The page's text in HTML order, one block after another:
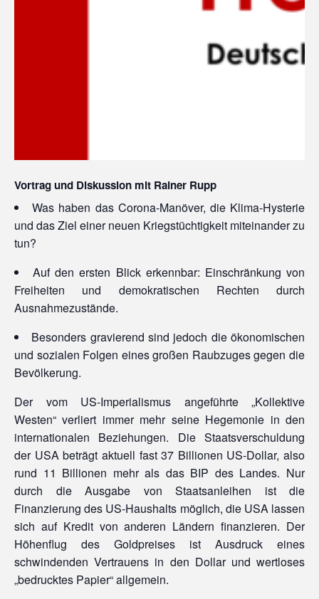
Vortrag und Diskussion mit Rainer Rupp
Was haben das Corona-Manöver, die Klima-Hysterie
und das Ziel einer neuen Kriegstüchtigkeit miteinander zu
tun?
Auf den ersten Blick erkennbar: Einschränkung von
Freiheiten und demokratischen Rechten durch
Ausnahmezustände.
Besonders gravierend sind jedoch die ökonomischen
und sozialen Folgen eines großen Raubzuges gegen die
Bevölkerung.
Der vom US-Imperialismus angeführte „Kollektive
Westen“ verliert immer mehr seine Hegemonie in den
internationalen Beziehungen. Die Staatsverschuldung
der USA beträgt aktuell fast 37 Billionen US-Dollar, also
rund 11 Billionen mehr als das BIP des Landes. Nur
durch die Ausgabe von Staatsanleihen ist die
Finanzierung des US-Haushalts möglich, die USA lassen
sich auf Kredit von anderen Ländern finanzieren. Der
Höhenflug des Goldpreises ist Ausdruck eines
schwindenden Vertrauens in den Dollar und wertloses
„bedrucktes Papier“ allgemein.